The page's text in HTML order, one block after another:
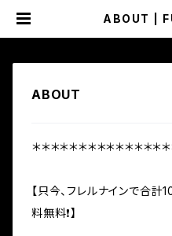
ABOUT |
ABOUT
＊＊＊＊＊＊＊＊＊＊＊＊＊＊
【只今、フレルナインで合
料無料❗️】